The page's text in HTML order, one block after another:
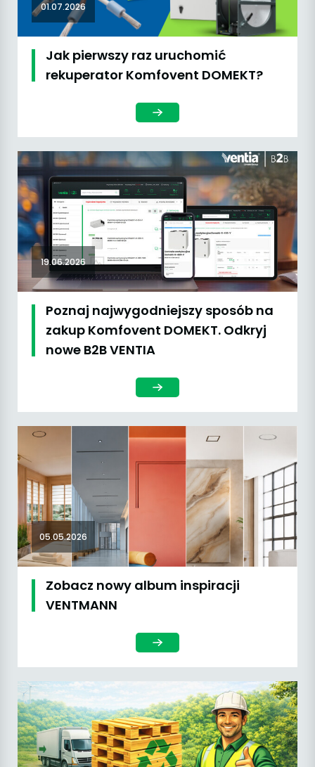
01.07.2026
Jak pierwszy raz uruchomić
rekuperator Komfovent DOMEKT?
19.06.2026
Poznaj najwygodniejszy sposób na
zakup Komfovent DOMEKT. Odkryj
nowe B2B VENTIA
05.05.2026
Zobacz nowy album inspiracji
VENTMANN